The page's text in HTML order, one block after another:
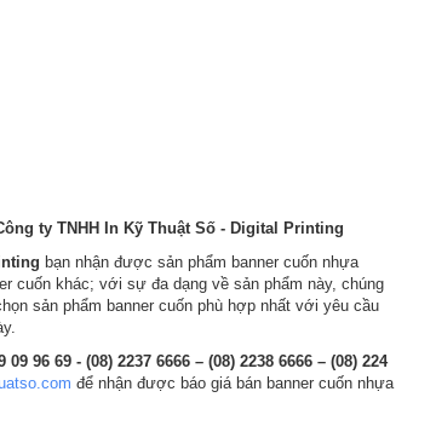
ty TNHH In Kỹ Thuật Số - Digital Printing
bạn nhận được sản phẩm banner cuốn nhựa
cuốn khác; với sự đa dạng về sản phẩm này, chúng
sản phẩm banner cuốn phù hợp nhất với yêu cầu
09 96 69 - (08) 2237 6666 – (08) 2238 6666 – (08) 224
để nhận được báo giá bán banner cuốn nhựa